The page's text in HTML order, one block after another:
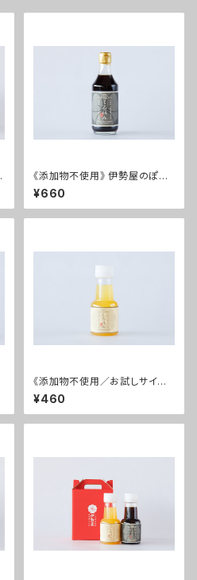
《添加物不使用》 伊勢屋のぽん
酢 くろぽん
¥660
《添加物不使用／お試しサイ
ズ！》 伊勢屋のぽん酢 しろぽん
ミニ
¥460